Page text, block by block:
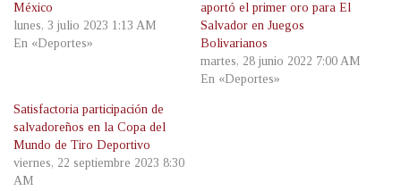
México
lunes, 3 julio 2023 1:13 AM
En «Deportes»
aportó el primer oro para El
Salvador en Juegos
Bolivarianos
martes, 28 junio 2022 7:00 AM
En «Deportes»
Satisfactoria participación de
salvadoreños en la Copa del
Mundo de Tiro Deportivo
viernes, 22 septiembre 2023 8:30
AM